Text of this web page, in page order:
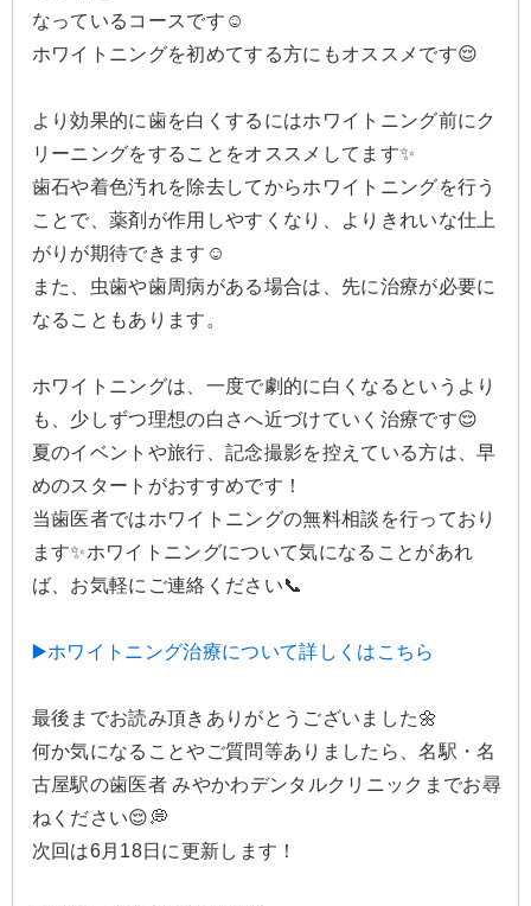
なっているコースです☺️
ホワイトニングを初めてする方にもオススメです😌
より効果的に歯を白くするにはホワイトニング前にク
リーニングをすることをオススメしてます✨
歯石や着色汚れを除去してからホワイトニングを行う
ことで、薬剤が作用しやすくなり、よりきれいな仕上
がりが期待できます☺️
また、虫歯や歯周病がある場合は、先に治療が必要に
なることもあります。
ホワイトニングは、一度で劇的に白くなるというより
も、少しずつ理想の白さへ近づけていく治療です😌
夏のイベントや旅行、記念撮影を控えている方は、早
めのスタートがおすすめです！
当歯医者ではホワイトニングの無料相談を行っており
ます✨ホワイトニングについて気になることがあれ
ば、お気軽にご連絡ください📞
▶️ホワイトニング治療について詳しくはこちら
最後までお読み頂きありがとうございました🌼
何か気になることやご質問等ありましたら、名駅・名
古屋駅の歯医者 みやかわデンタルクリニックまでお尋
ねください😌💭
次回は6月18日に更新します！